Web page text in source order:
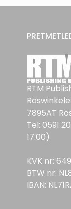
RTM
7895AT
Tel: 0591
17:00)
KVK nr:
BTW nr:
IBAN: